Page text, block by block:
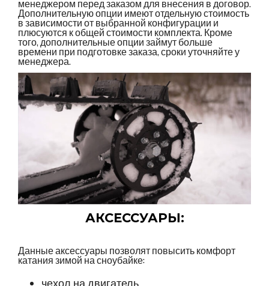
менеджером перед заказом для внесения в договор.
Дополнительную опции имеют отдельную стоимость
в зависимости от выбранной конфигурации и
плюсуются к общей стоимости комплекта. Кроме
того, дополнительные опции займут больше
времени при подготовке заказа, сроки уточняйте у
менеджера.
АКСЕССУАРЫ:
Данные аксессуары позволят повысить комфорт
катания зимой на сноубайке:
чехол на двигатель